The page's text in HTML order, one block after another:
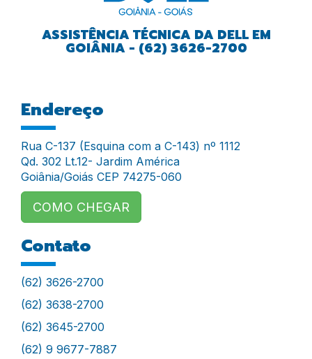
ASSISTÊNCIA TÉCNICA DA DELL EM
GOIÂNIA - (62) 3626-2700
Endereço
Rua C-137 (Esquina com a C-143) nº 1112
Qd. 302 Lt.12- Jardim América
Goiânia/Goiás CEP 74275-060
COMO CHEGAR
Contato
(62) 3626-2700
(62) 3638-2700
(62) 3645-2700
(62) 9 9677-7887